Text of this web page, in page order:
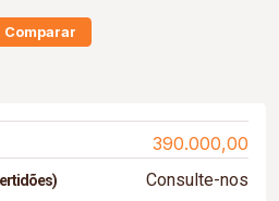
Comparar
390.000,00
Consulte-nos